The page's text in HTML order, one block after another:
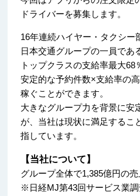
ドライバーを募集します。
16年連続ハイヤー・タクシー
日本交通グループの一員であ
トップクラスの支給率最大68
安定的な予約件数×支給率の
稼ぐことができます。
大きなグループ力を背景に安
が、当社は現状に満足するこ
指しています。
【当社について】
グループ全体で1,385億円の
※日経MJ第43回サービス業